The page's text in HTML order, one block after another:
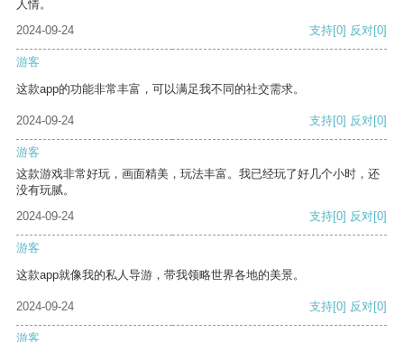
人情。
2024-09-24
支持[0] 反对[0]
游客
这款app的功能非常丰富，可以满足我不同的社交需求。
2024-09-24 支持[0] 反对[0]
游客
这款游戏非常好玩，画面精美，玩法丰富。我已经玩了好几个小时，还
没有玩腻。
2024-09-24
支持[0] 反对[0]
游客
这款app就像我的私人导游，带我领略世界各地的美景。
2024-09-24 支持[0] 反对[0]
游客